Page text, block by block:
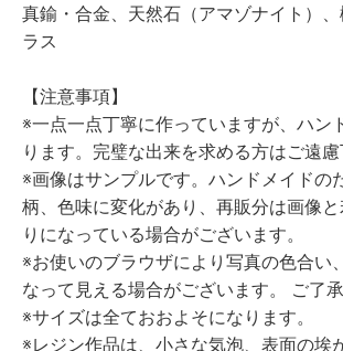
真鍮・合金、天然石（アマゾナイト）
ラス
【注意事項】
※一点一点丁寧に作っていますが、ハン
ります。完璧な出来を求める方はご遠慮
※画像はサンプルです。ハンドメイドの
柄、色味に変化があり、再販分は画像
りになっている場合がございます。
※お使いのブラウザにより写真の色合い
なって見える場合がございます。 ご了
※サイズは全ておおよそになります。
※レジン作品は、小さな気泡、表面の埃